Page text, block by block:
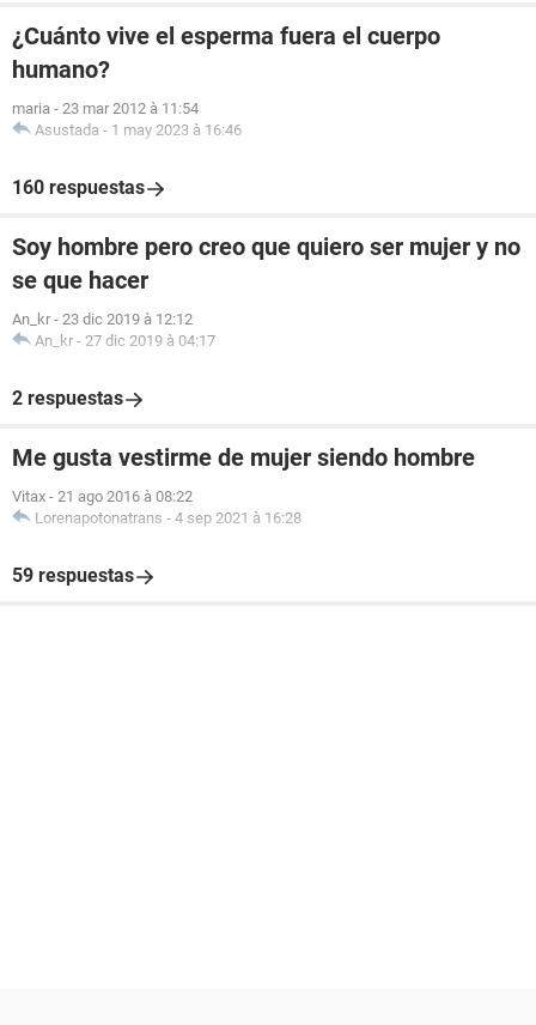
¿Cuánto vive el esperma fuera el cuerpo
humano?
maria - 23 mar 2012 à 11:54
Asustada - 1 may 2023 à 16:46
160 respuestas
Soy hombre pero creo que quiero ser mujer y no
se que hacer
An_kr - 23 dic 2019 à 12:12
An_kr - 27 dic 2019 à 04:17
2 respuestas
Me gusta vestirme de mujer siendo hombre
Vitax - 21 ago 2016 à 08:22
Lorenapotonatrans - 4 sep 2021 à 16:28
59 respuestas